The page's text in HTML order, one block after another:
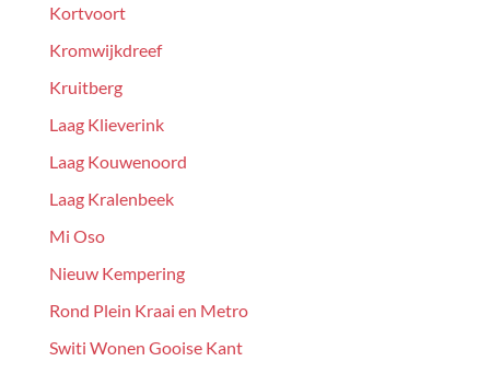
Kortvoort
Kromwijkdreef
Kruitberg
Laag Klieverink
Laag Kouwenoord
Laag Kralenbeek
Mi Oso
Nieuw Kempering
Rond Plein Kraai en Metro
Switi Wonen Gooise Kant